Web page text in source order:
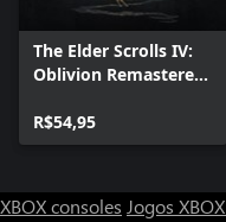
The Elder Scrolls IV:
Oblivion Remastered
Upgrade
R$54,95
XBOX consoles Jogos XBOX